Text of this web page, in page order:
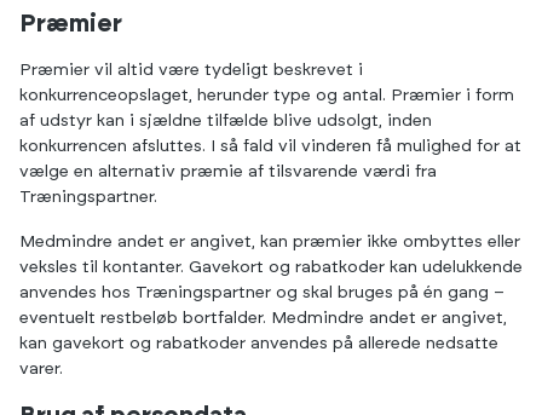
Præmier
Præmier vil altid være tydeligt beskrevet i
konkurrenceopslaget, herunder type og antal. Præmier i form
af udstyr kan i sjældne tilfælde blive udsolgt, inden
konkurrencen afsluttes. I så fald vil vinderen få mulighed for at
vælge en alternativ præmie af tilsvarende værdi fra
Træningspartner.
Medmindre andet er angivet, kan præmier ikke ombyttes eller
veksles til kontanter. Gavekort og rabatkoder kan udelukkende
anvendes hos Træningspartner og skal bruges på én gang –
eventuelt restbeløb bortfalder. Medmindre andet er angivet,
kan gavekort og rabatkoder anvendes på allerede nedsatte
varer.